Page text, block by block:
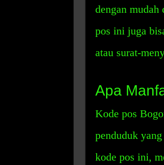
dengan
pos ini juga
atau surat-
Apa
Kode pos
penduduk
kode pos ini,